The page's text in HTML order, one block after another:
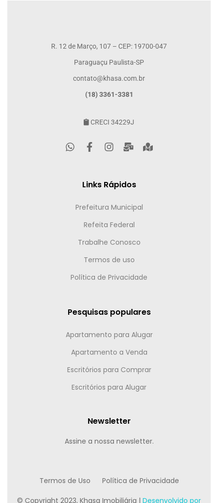
R. 12 de Março, 107 – CEP: 19700-047
Paraguaçu Paulista-SP
contato@khasa.com.br
(18) 3361-3381
CRECI 34229J
Links Rápidos
Prefeitura Municipal
Refeita Federal
Trabalhe Conosco
Termos de uso
Política de Privacidade
Pesquisas populares
Apartamento para Alugar
Apartamento a Venda
Escritórios para Comprar
Escritórios para Alugar
Newsletter
Assine a nossa newsletter.
Termos de Uso Política de Privacidade
© Copyright 2023, Khasa Imobiliária | Desenvolvido por